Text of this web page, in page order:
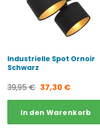
Industrielle Spot Ornoir
Schwarz
39,95€ Ursprünglicher
Preis
war:
37,30 €Aktueller
Preis
ist:
In den Warenkorb